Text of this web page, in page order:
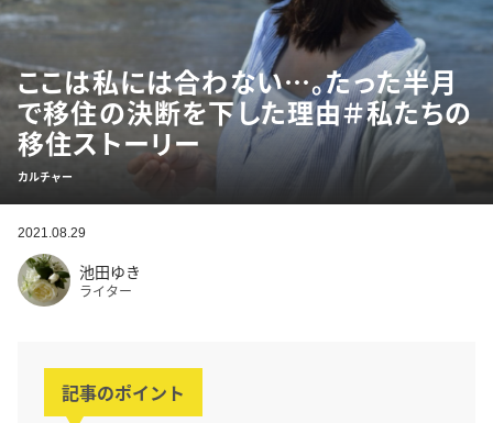
ここは私には合わない…。たった半月
で移住の決断を下した理由＃私たちの
移住ストーリー
カルチャー
2021.08.29
池田ゆき
ライター
記事のポイント